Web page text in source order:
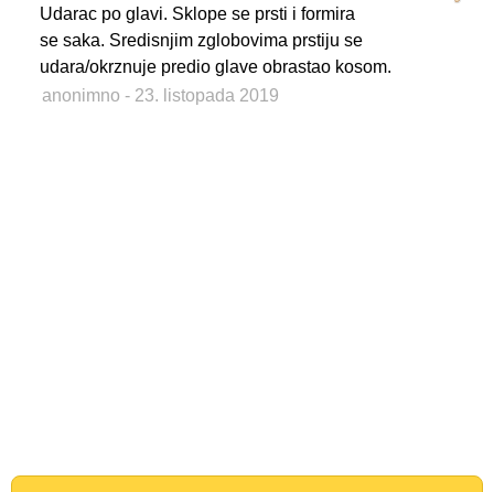
Udarac po glavi. Sklope se prsti i formira
se saka. Sredisnjim zglobovima prstiju se
udara/okrznuje predio glave obrastao kosom.
anonimno - 23. listopada 2019